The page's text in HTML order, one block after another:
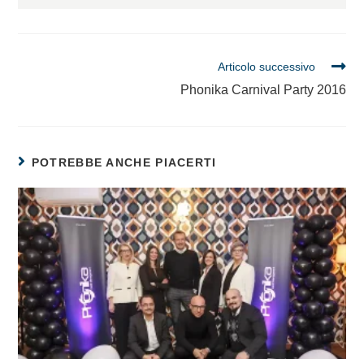
Articolo successivo
Phonika Carnival Party 2016
POTREBBE ANCHE PIACERTI